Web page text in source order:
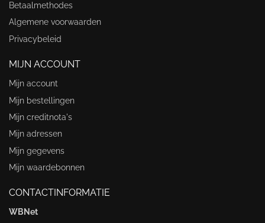
Betaalmethodes
Algemene voorwaarden
Privacybeleid
MIJN ACCOUNT
Mijn account
Mijn bestellingen
Mijn creditnota's
Mijn adressen
Mijn gegevens
Mijn waardebonnen
CONTACTINFORMATIE
WBNet